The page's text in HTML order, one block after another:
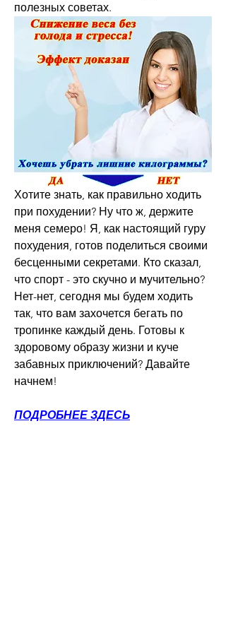
полезных советах.
Хотите знать, как правильно ходить
при похудении? Ну что ж, держите
меня семеро! Я, как настоящий гуру
похудения, готов поделиться своими
бесценными секретами. Кто сказал,
что спорт - это скучно и мучительно?
Нет-нет, сегодня мы будем ходить
так, что вам захочется бегать по
тропинке каждый день. Готовы к
здоровому образу жизни и куче
забавных приключений? Давайте
начнем!
ПОДРОБНЕЕ ЗДЕСЬ